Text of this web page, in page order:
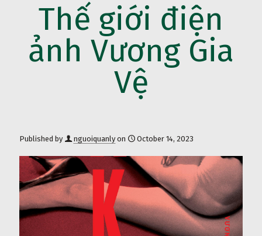
Thế giới điện
ảnh Vương Gia
Vệ
Published by nguoiquanly on October 14, 2023